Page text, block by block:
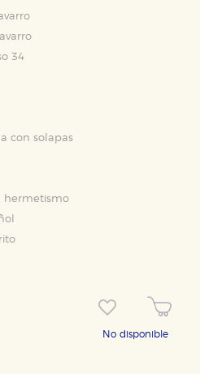
34
con solapas
hermetismo
No disponible